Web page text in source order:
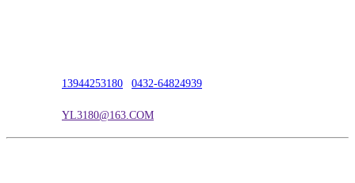
13944253180 0432-64824939
YL3180@163.COM